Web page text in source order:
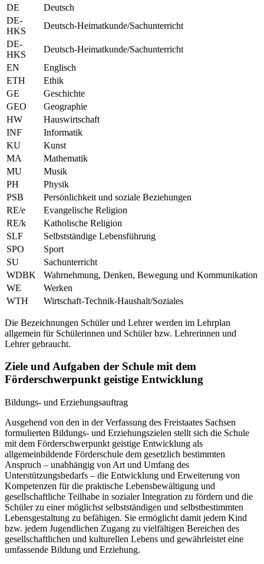
DE
Deutsch
DE-
HKS
Deutsch-Heimatkunde/Sachunterricht
DE-
HKS
Deutsch-Heimatkunde/Sachunterricht
EN
Englisch
ETH
Ethik
GE
Geschichte
GEO
Geographie
HW
Hauswirtschaft
INF
Informatik
KU
Kunst
MA
Mathematik
MU
Musik
PH
Physik
PSB
Persönlichkeit und soziale Beziehungen
RE/e
Evangelische Religion
RE/k
Katholische Religion
SLF
Selbstständige Lebensführung
SPO
Sport
SU
Sachunterricht
WDBK
Wahrnehmung, Denken, Bewegung und Kommunikation
WE
Werken
WTH
Wirtschaft-Technik-Haushalt/Soziales
Die Bezeichnungen Schüler und Lehrer werden im Lehrplan
allgemein für Schülerinnen und Schüler bzw. Lehrerinnen und
Lehrer gebraucht.
Ziele und Aufgaben der Schule mit dem
Förderschwerpunkt geistige Entwicklung
Bildungs- und Erziehungsauftrag
Ausgehend von den in der Verfassung des Freistaates Sachsen
formulierten Bildungs- und Erziehungszielen stellt sich die Schule
mit dem Förderschwerpunkt geistige Entwicklung als
allgemeinbildende Förderschule dem gesetzlich bestimmten
Anspruch – unabhängig von Art und Umfang des
Unterstützungsbedarfs – die Entwicklung und Erweiterung von
Kompetenzen für die praktische Lebensbewältigung und
gesellschaftliche Teilhabe in sozialer Integration zu fördern und die
Schüler zu einer möglichst selbstständigen und selbstbestimmten
Lebensgestaltung zu befähigen. Sie ermöglicht damit jedem Kind
bzw. jedem Jugendlichen Zugang zu vielfältigen Bereichen des
gesellschaftlichen und kulturellen Lebens und gewährleistet eine
umfassende Bildung und Erziehung.